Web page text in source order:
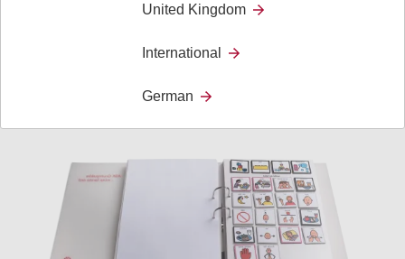
United Kingdom
International
German